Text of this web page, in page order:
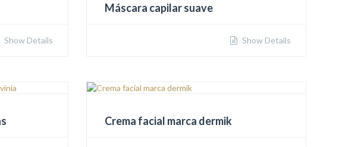
Show Details
Máscara capilar suave
Show Details
Crema facial marca dermik